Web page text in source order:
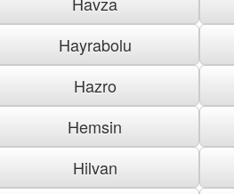
Hayrabolu
Hazro
Hemsin
Hilvan